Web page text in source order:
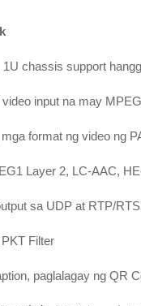
chassis support
input na may
format ng video ng
Layer 2, LC-AAC,
sa UDP at RTP/
Filter
paglalagay ng QR